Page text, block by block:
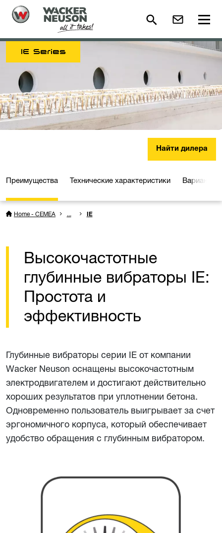
IE Series
Найти дилера
Преимущества Технические характеристики Варианты
Home - CEMEA ... IE
Высокочастотные
глубинные вибраторы IE:
Простота и
эффективность
Глубинные вибраторы серии IE от компании
Wacker Neuson оснащены высокочастотным
электродвигателем и достигают действительно
хороших результатов при уплотнении бетона.
Одновременно пользователь выигрывает за счет
эргономичного корпуса, который обеспечивает
удобство обращения с глубинным вибратором.